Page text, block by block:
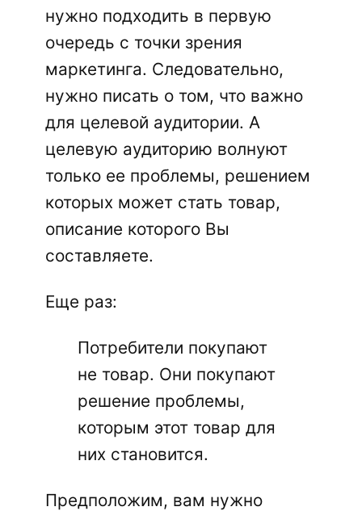
нужно подходить в первую
очередь с точки зрения
маркетинга. Следовательно,
нужно писать о том, что важно
для целевой аудитории. А
целевую аудиторию волнуют
только ее проблемы, решением
которых может стать товар,
описание которого Вы
составляете.
Еще раз:
Потребители покупают
не товар. Они покупают
решение проблемы,
которым этот товар для
них становится.
Предположим, вам нужно